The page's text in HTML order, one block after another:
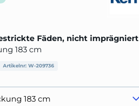
Fäden, nicht imprägniert
183 cm
Artikelnr: W-209736